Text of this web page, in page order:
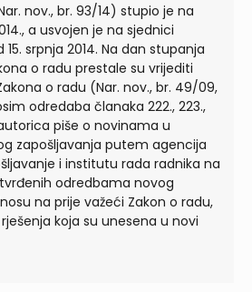
nov., br. 93/14) stupio je na
a usvojen je na sjednici
srpnja 2014. Na dan stupanja
o radu prestale su vrijediti
o radu (Nar. nov., br. 49/09,
odredaba članaka 222., 223.,
piše o novinama u
zapošljavanja putem agencija
i institutu rada radnika na
odredbama novog
na prije važeći Zakon o radu,
koja su unesena u novi